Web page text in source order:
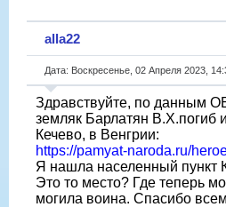
alla22
Дата: Воскресенье, 02 Апреля 2023,
Здравствуйте, по данным
земляк Барлатян В.Х.погиб
Кечево, в Венгрии:
https://pamyat-naroda.ru/
Я нашла населенный пункт
Это то место? Где теперь
могила воина. Спасибо